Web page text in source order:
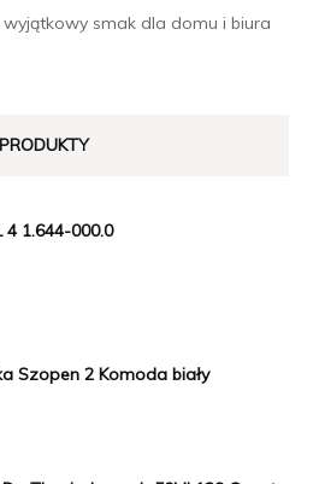
smak dla domu i biura
PRODUKTY
4 1.644-000.0
Szopen 2 Komoda biały